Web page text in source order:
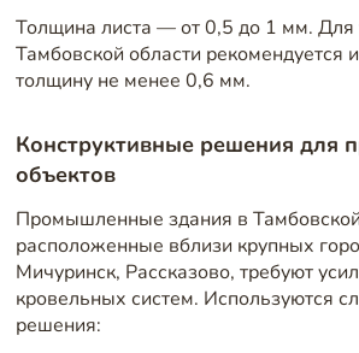
Толщина листа — от 0,5 до 1 мм. Для
Тамбовской области рекомендуется
толщину не менее 0,6 мм.
Конструктивные решения для
объектов
Промышленные здания в Тамбовской
расположенные вблизи крупных
Мичуринск, Рассказово, требуют
кровельных систем. Используются
решения: